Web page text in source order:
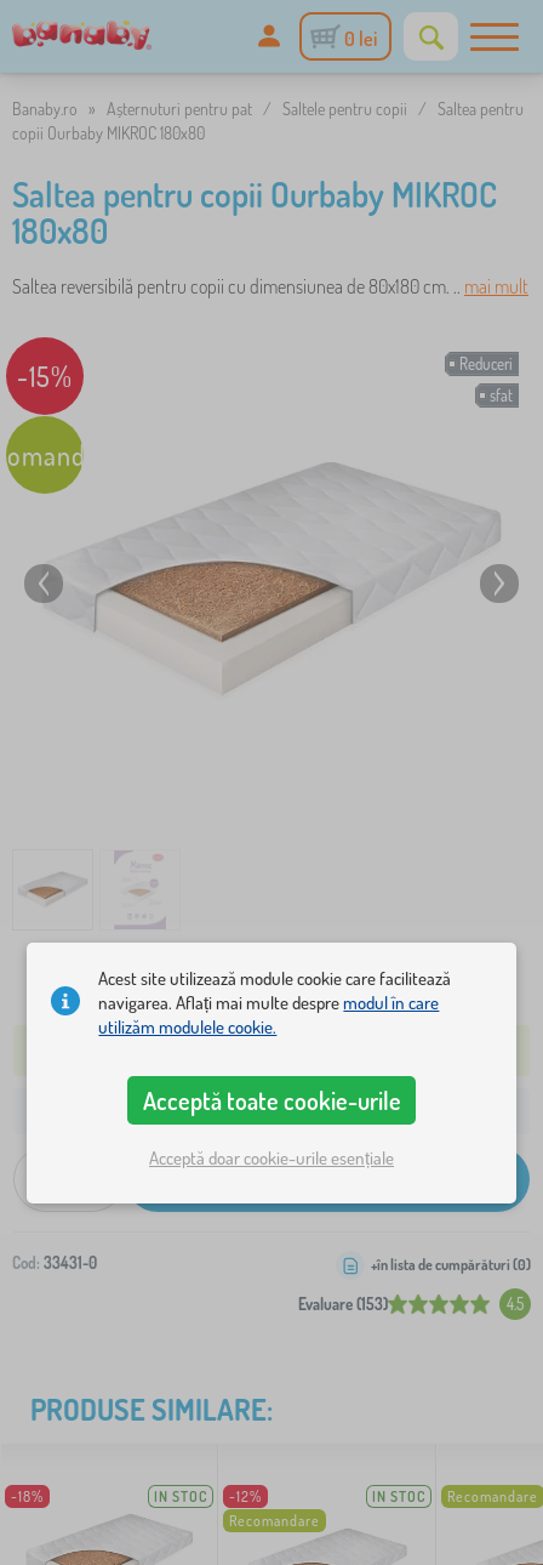
0 lei
Banaby.ro » Așternuturi pentru pat / Saltele pentru copii / Saltea pentru
copii Ourbaby MIKROC 180x80
Saltea pentru copii Ourbaby MIKROC
180x80
Saltea reversibilă pentru copii cu dimensiunea de 80x180 cm. .. mai mult
Reduceri
sfat
-15%
433 lei368 lei
Livrare la adresa dvs. de la:
Cod: 33431-0
Evaluare (153) 4.5
+în lista de cumpărături (0)
PRODUSE SIMILARE:
-18% IN STOC
-12%
Recomandare
IN STOC Recomandare
Acest site utilizează module cookie care facilitează
navigarea. Aflați mai multe despremodul în care
utilizăm modulele cookie.
Acceptă toate cookie-urile
Acceptă doar cookie-urile esențiale